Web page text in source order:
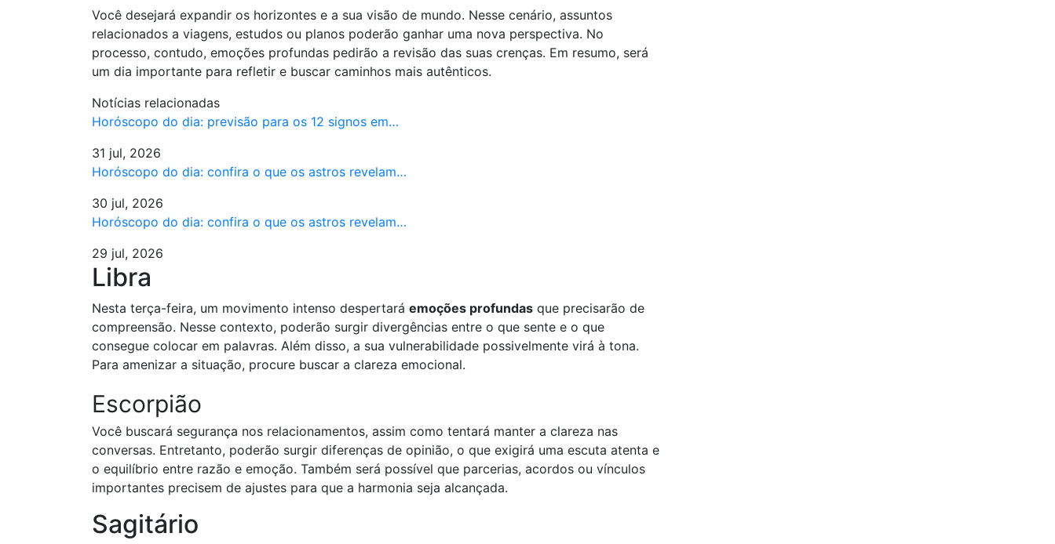
Você desejará expandir os horizontes e a sua visão de mundo. Nesse cenário, assuntos
relacionados a viagens, estudos ou planos poderão ganhar uma nova perspectiva. No
processo, contudo, emoções profundas pedirão a revisão das suas crenças. Em resumo, será
um dia importante para refletir e buscar caminhos mais autênticos.
Notícias relacionadas
Horóscopo do dia: previsão para os 12 signos em…
31 jul, 2026
Horóscopo do dia: confira o que os astros revelam…
30 jul, 2026
Horóscopo do dia: confira o que os astros revelam…
29 jul, 2026
Libra
Nesta terça-feira, um movimento intenso despertará emoções profundas que precisarão de
compreensão. Nesse contexto, poderão surgir divergências entre o que sente e o que
consegue colocar em palavras. Além disso, a sua vulnerabilidade possivelmente virá à tona.
Para amenizar a situação, procure buscar a clareza emocional.
Escorpião
Você buscará segurança nos relacionamentos, assim como tentará manter a clareza nas
conversas. Entretanto, poderão surgir diferenças de opinião, o que exigirá uma escuta atenta e
o equilíbrio entre razão e emoção. Também será possível que parcerias, acordos ou vínculos
importantes precisem de ajustes para que a harmonia seja alcançada.
Sagitário